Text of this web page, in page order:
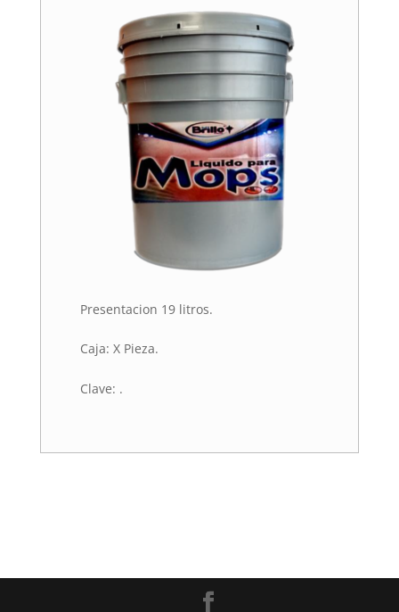
Presentacion 19 litros.
Caja: X Pieza.
Clave: .